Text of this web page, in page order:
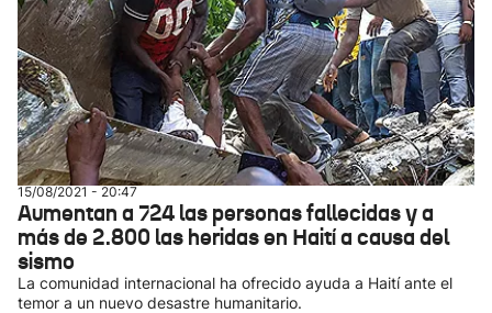
15/08/2021 - 20:47
Aumentan a 724 las personas fallecidas y a
más de 2.800 las heridas en Haití a causa del
sismo
La comunidad internacional ha ofrecido ayuda a Haití ante el
temor a un nuevo desastre humanitario.